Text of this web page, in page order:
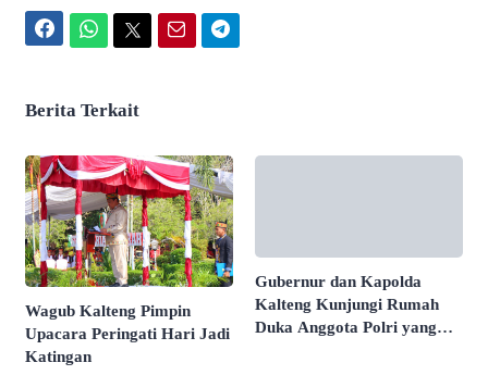
Berita Terkait
Wagub Kalteng Pimpin
Upacara Peringati Hari Jadi
Katingan
Gubernur dan Kapolda
Kalteng Kunjungi Rumah
Duka Anggota Polri yang